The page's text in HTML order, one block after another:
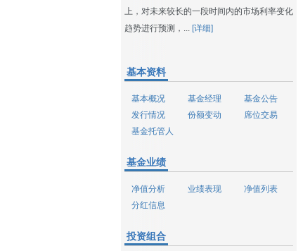
上，对未来较长的一段时间内的市场利率变化
趋势进行预测，... [详细]
基本资料
基本概况 基金经理
基金公告
发行情况
份额变动
席位交易
基金托管人
基金业绩
净值分析 业绩表现
净值列表
分红信息
投资组合